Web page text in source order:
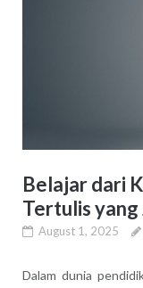
Belajar dari
Tertulis yang
August 1, 2025
Dalam dunia